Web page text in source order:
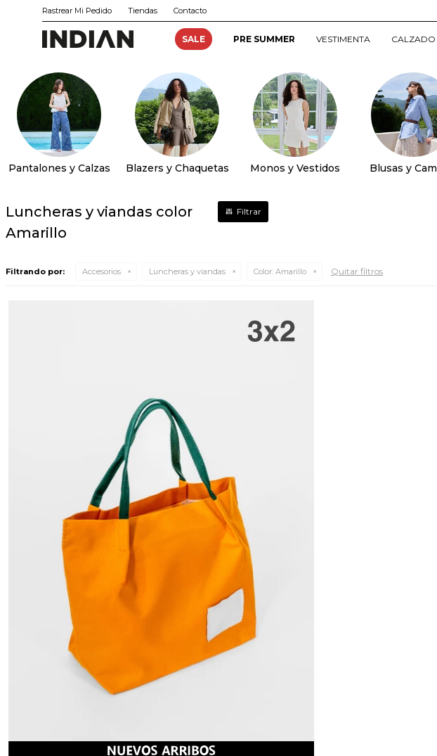
SALE PRE SUMMER VESTIMENTA CALZADO
Rastrear Mi Pedido Tiendas Contacto
Pantalones y Calzas Blazers y Chaquetas Monos y Vestidos Blusas y
Luncheras y viandas color
Amarillo
Filtrando por: Accesorios Luncheras y viandas Color: Amarillo Quitar filtros